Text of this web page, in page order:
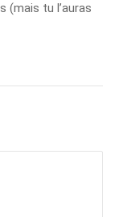
(mais tu l’auras